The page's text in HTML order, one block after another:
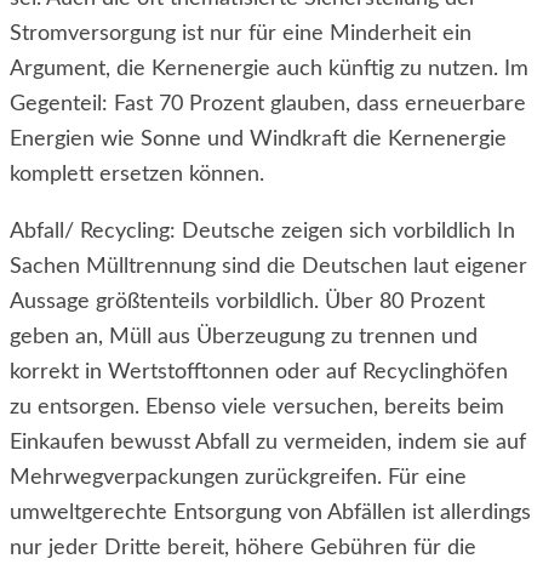
Stromversorgung ist nur für eine Minderheit ein
Argument, die Kernenergie auch künftig zu nutzen. Im
Gegenteil: Fast 70 Prozent glauben, dass erneuerbare
Energien wie Sonne und Windkraft die Kernenergie
komplett ersetzen können.
Abfall/ Recycling: Deutsche zeigen sich vorbildlich In
Sachen Mülltrennung sind die Deutschen laut eigener
Aussage größtenteils vorbildlich. Über 80 Prozent
geben an, Müll aus Überzeugung zu trennen und
korrekt in Wertstofftonnen oder auf Recyclinghöfen
zu entsorgen. Ebenso viele versuchen, bereits beim
Einkaufen bewusst Abfall zu vermeiden, indem sie auf
Mehrwegverpackungen zurückgreifen. Für eine
umweltgerechte Entsorgung von Abfällen ist allerdings
nur jeder Dritte bereit, höhere Gebühren für die